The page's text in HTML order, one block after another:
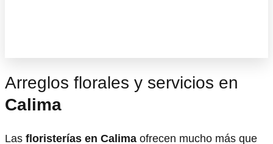
Arreglos florales y servicios en
Calima
Las floristerías en Calima ofrecen mucho más que